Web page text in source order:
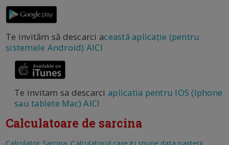
Te invităm să descarci această aplicație (pentru
sistemele Android) AICI
Te invitam sa descarci aplicatia pentru IOS (Iphone
sau tablete Mac) AICI
Calculatoare de sarcina
Calculator Sarcina. Calculatorul care iti spune data nasterii